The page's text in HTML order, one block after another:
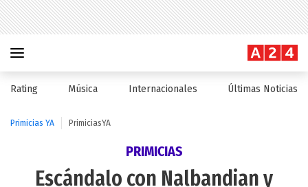
Rating Música Internacionales Últimas Noticias
Primicias YA PrimiciasYA
PRIMICIAS
Escándalo con Nalbandian y